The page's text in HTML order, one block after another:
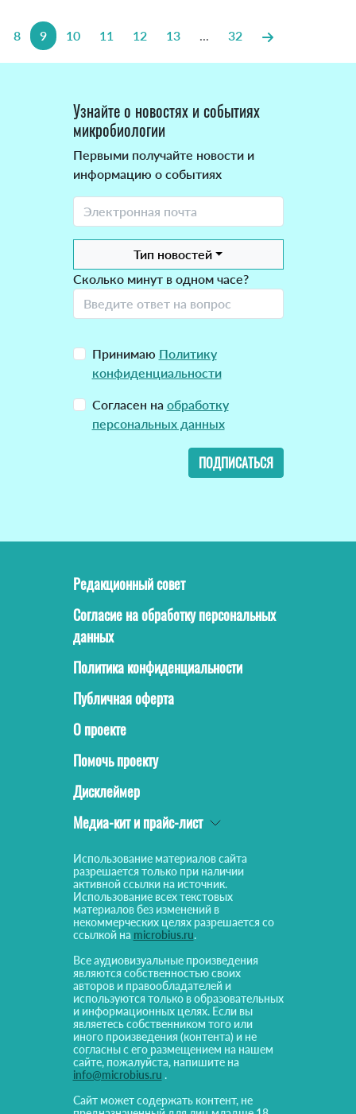
8 9 10 11 12 13 ... 32
Узнайте о новостях и событиях
микробиологии
Первыми получайте новости и
информацию о событиях
Тип новостей
Сколько минут в одном часе?
Принимаю Политику
конфиденциальности
Согласен на обработку
персональных данных
ПОДПИСАТЬСЯ
Редакционный совет
Согласие на обработку персональных
данных
Политика конфиденциальности
Публичная оферта
О проекте
Помочь проекту
Дисклеймер
Медиа-кит и прайс-лист
Использование материалов сайта
разрешается только при наличии
активной ссылки на источник.
Использование всех текстовых
материалов без изменений в
некоммерческих целях разрешается со
ссылкой на microbius.ru.
Все аудиовизуальные произведения
являются собственностью своих
авторов и правообладателей и
используются только в образовательных
и информационных целях. Если вы
являетесь собственником того или
иного произведения (контента) и не
согласны с его размещением на нашем
сайте, пожалуйста, напишите на
info@microbius.ru .
Сайт может содержать контент, не